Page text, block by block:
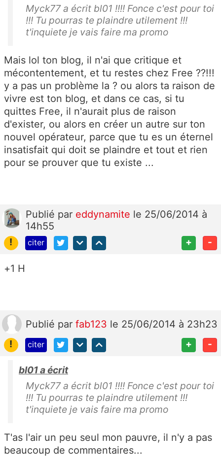
Myck77 a écrit bl01 !!!! Fonce c'est pour toi
!!! Tu pourras te plaindre utilement !!!
t'inquiete je vais faire ma promo
Mais lol ton blog, il n'ai que critique et
mécontentement, et tu restes chez Free ??!!!
y a pas un problème la ? ou alors ta raison de
vivre est ton blog, et dans ce cas, si tu
quittes Free, il n'aurait plus de raison
d'exister, ou alors en créer un autre sur ton
nouvel opérateur, parce que tu es un éternel
insatisfait qui doit se plaindre et tout et rien
pour se prouver que tu existe ...
Publié par eddynamite le 25/06/2014 à
14h55
!
citer + -
+1 H
Publié par fab123 le 25/06/2014 à 23h23
!
citer + -
bl01 a écrit
Myck77 a écrit bl01 !!!! Fonce c'est pour toi
!!! Tu pourras te plaindre utilement !!!
t'inquiete je vais faire ma promo
T'as l'air un peu seul mon pauvre, il n'y a pas
beaucoup de commentaires...